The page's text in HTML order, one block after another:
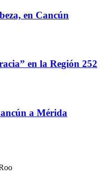
en Cancún
en la Región 252
a Mérida